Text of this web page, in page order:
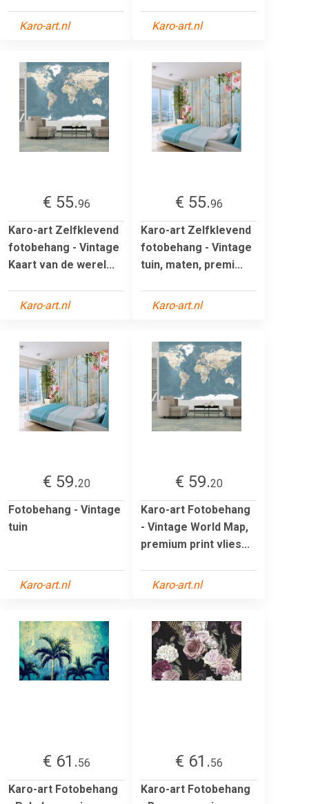
Karo-art.nl Karo-art.nl
€ 55.96
Karo-art Zelfklevend
fotobehang - Vintage
Kaart van de werel...
Karo-art.nl
€ 55.96
Karo-art Zelfklevend
fotobehang - Vintage
tuin, maten, premi...
Karo-art.nl
€ 59.20
Fotobehang - Vintage
tuin
Karo-art.nl
€ 59.20
Karo-art Fotobehang
- Vintage World Map,
premium print vlies...
Karo-art.nl
€ 61.56
Karo-art Fotobehang
€ 61.56
Karo-art Fotobehang